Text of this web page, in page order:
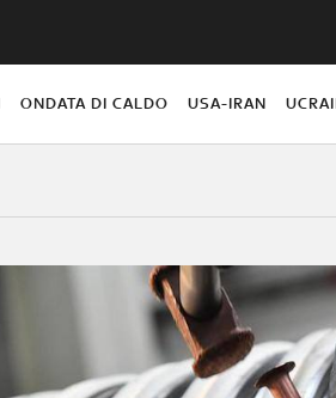
ONDATA DI CALDO USA-IRAN